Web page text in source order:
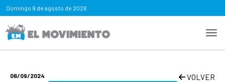
Domingo 9 de agosto de 2026
06/09/2024 VOLVER